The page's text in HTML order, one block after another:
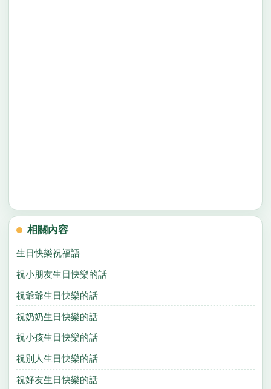
相關內容
生日快樂祝福語
祝小朋友生日快樂的話
祝爺爺生日快樂的話
祝奶奶生日快樂的話
祝小孩生日快樂的話
祝別人生日快樂的話
祝好友生日快樂的話